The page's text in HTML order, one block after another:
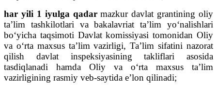
har yili 1 iyulga qadarmazkur davlat grantining oliy
ta’lim tashkilotlari va bakalavriat ta’lim yo‘nalishlari
bo‘yicha taqsimoti Davlat komissiyasi tomonidan Oliy
va o‘rta maxsus ta’lim vazirligi, Ta’lim sifatini nazorat
qilish davlat inspeksiyasining takliflari asosida
tasdiqlanadi hamda Oliy va o‘rta maxsus ta’lim
vazirligining rasmiy veb-saytida e’lon qilinadi;